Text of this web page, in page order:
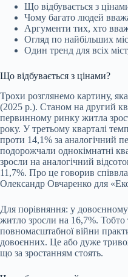
Що відбувається з
Чому багато людей
Аргументи тих, хто
Огляд по найбільших
Один тренд для всіх
Що відбувається з цінами?
Трохи розглянемо картину,
(2025 р.). Станом на другий
первинному ринку житла
року. У третьому кварталі
проти 14,1% за аналогічний
подорожчали однокімнатні
зросли на аналогічний
11,7%. Про це говорив
Олександр Овчаренко для «
Для порівняння: у
житло зросли на 16,7%.
повномасштабної війни
довоєнних. Це або дуже
що за зростанням стоять.